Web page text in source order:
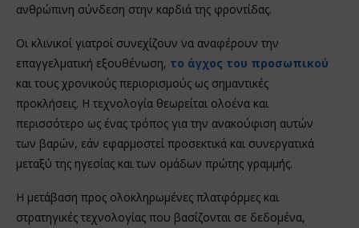
ανθρώπινη σύνδεση στην καρδιά της φροντίδας.
Οι κλινικοί γιατροί συνεχίζουν να αναφέρουν την
επαγγελματική εξουθένωση, το άγχος του προσωπικού
και τους χρονικούς περιορισμούς ως σημαντικές
προκλήσεις. Η τεχνολογία θεωρείται ολοένα και
περισσότερο ως ένας τρόπος για την ανακούφιση αυτών
των βαρών, εάν εφαρμοστεί προσεκτικά και συνεργατικά
μεταξύ της ηγεσίας και των ομάδων πρώτης γραμμής.
Η μετάβαση προς ολοκληρωμένες πλατφόρμες και
στρατηγικές τεχνολογίας που βασίζονται σε δεδομένα,